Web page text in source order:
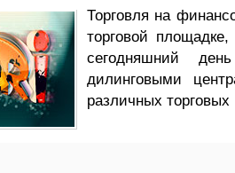
Торговля на
торговой
сегодняшний
дилинговыми
различных